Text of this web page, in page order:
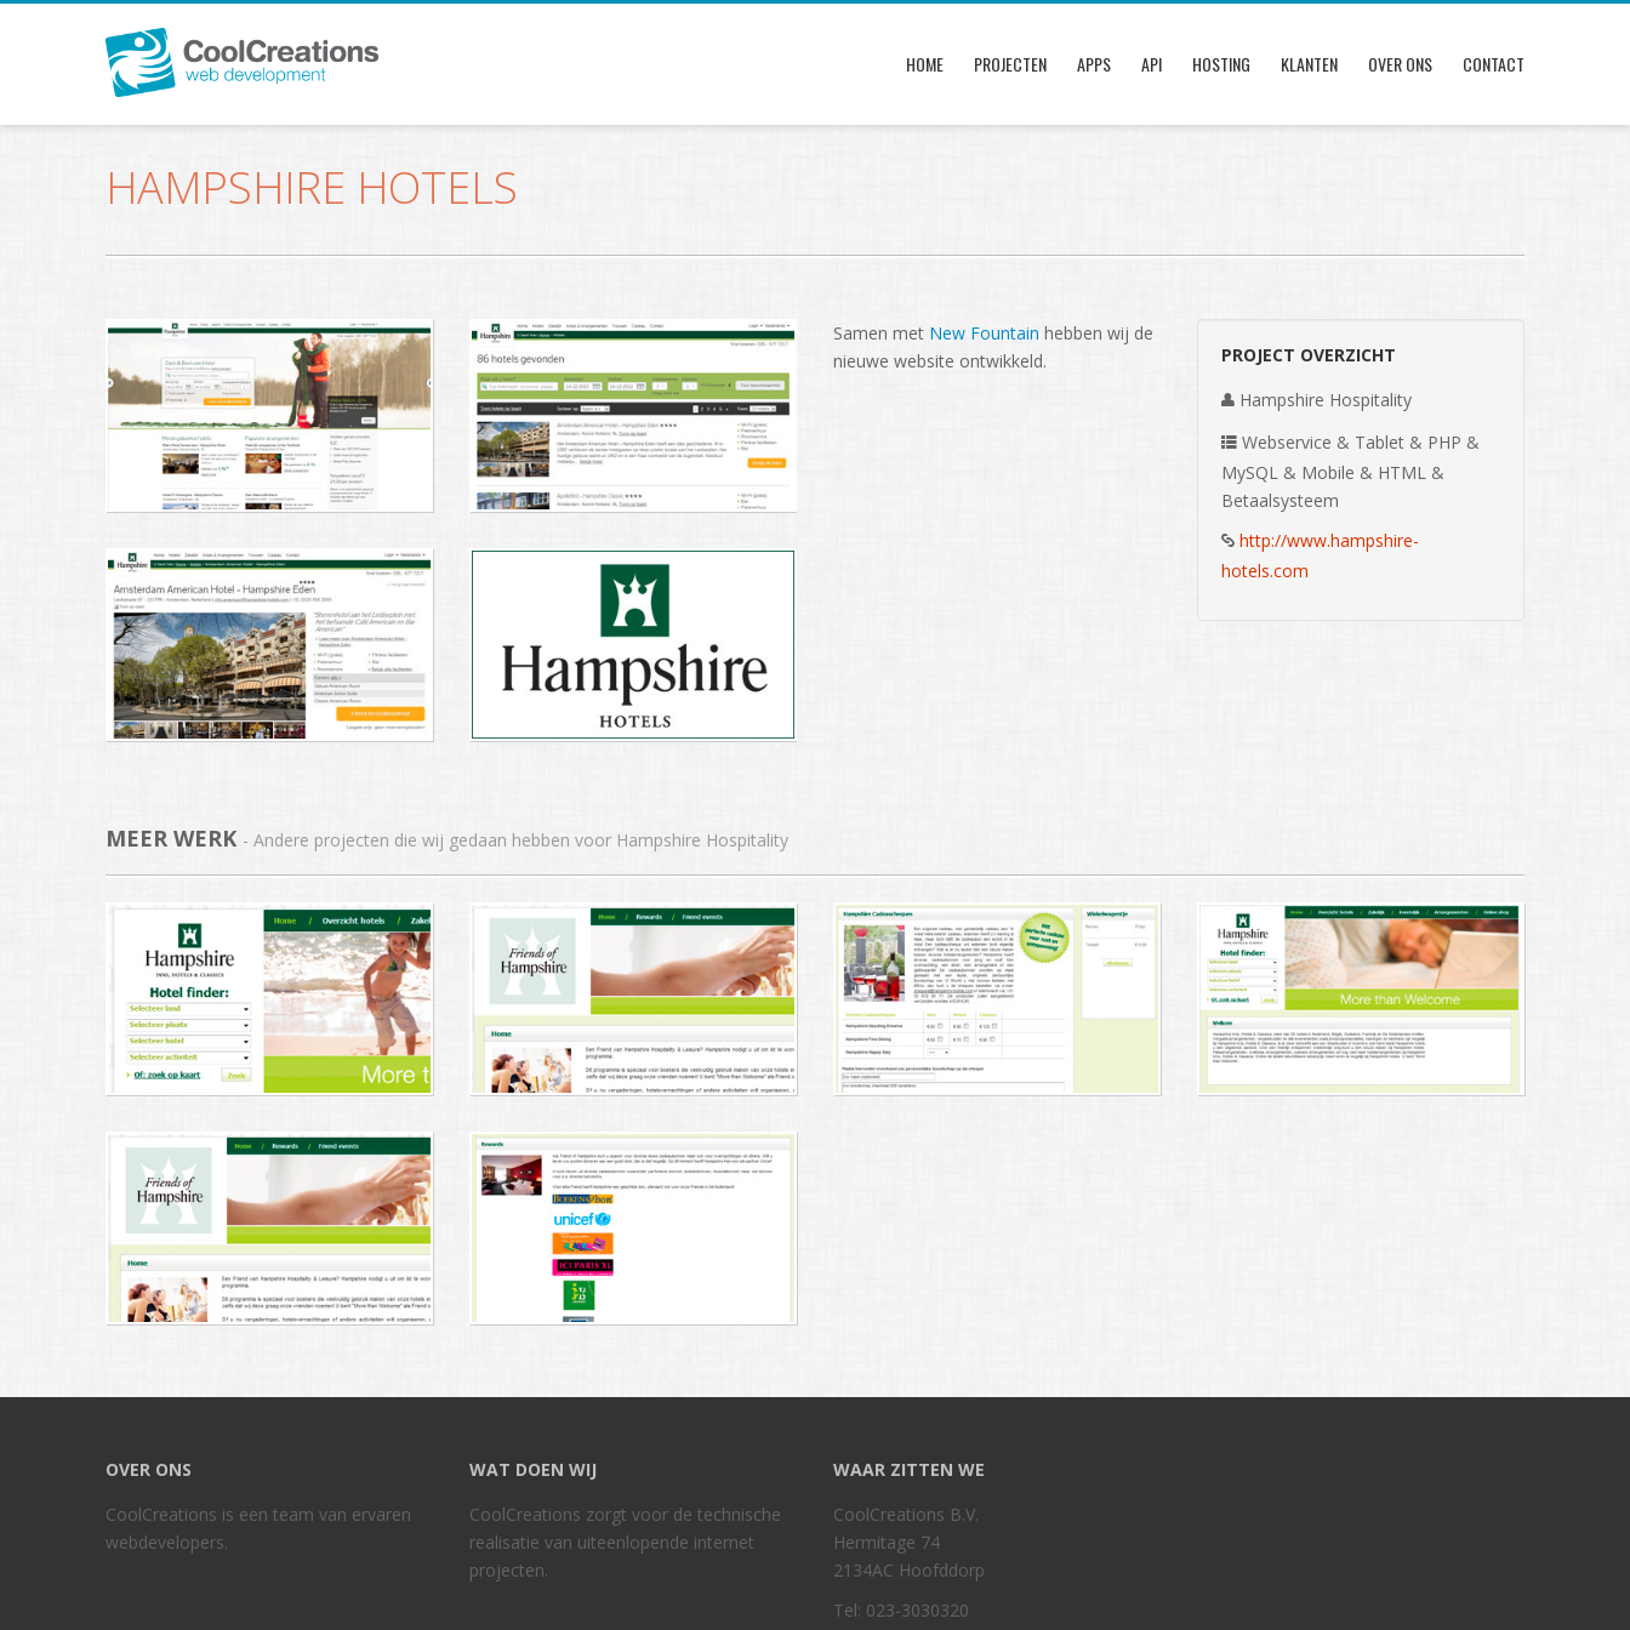
HOME PROJECTEN APPS API HOSTING KLANTEN OVER ONS CONTACT
HAMPSHIRE HOTELS
Samen met New Fountain hebben wij de
nieuwe website ontwikkeld.
PROJECT OVERZICHT
Hampshire Hospitality
Webservice & Tablet & PHP &
MySQL & Mobile & HTML &
Betaalsysteem
http://www.hampshire-
hotels.com
MEER WERK - Andere projecten die wij gedaan hebben voor Hampshire Hospitality
OVER ONS
CoolCreations is een team van ervaren
webdevelopers.
WAT DOEN WIJ
CoolCreations zorgt voor de technische
realisatie van uiteenlopende internet
projecten.
WAAR ZITTEN WE
CoolCreations B.V.
Hermitage 74
2134AC Hoofddorp
Tel: 023-3030320